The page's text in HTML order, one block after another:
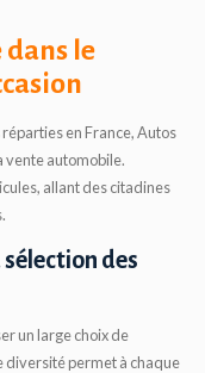
dans le
en France, Autos
vente automobile.
allant des citadines
des
un large choix de
diversité permet à chaque